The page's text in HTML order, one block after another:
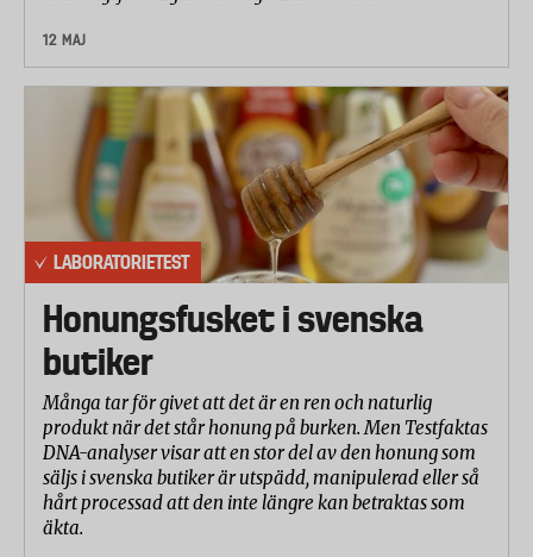
12 MAJ
LABORATORIETEST
Honungsfusket i svenska
butiker
Många tar för givet att det är en ren och naturlig
produkt när det står honung på burken. Men Testfaktas
DNA-analyser visar att en stor del av den honung som
säljs i svenska butiker är utspädd, manipulerad eller så
hårt processad att den inte längre kan betraktas som
äkta.